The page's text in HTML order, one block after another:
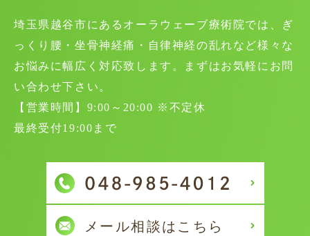
埼玉県越谷市にあるオーラウェーブ療術院では、ぎ
っくり腰・坐骨神経痛・自律神経の乱れなど様々な
お悩みに幅広く対応致します。まずはお気軽にお問
い合わせ下さい。
【営業時間】9:00～20:00 ※不定休
最終受付19:00まで